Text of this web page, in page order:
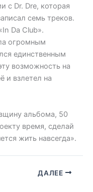
с Dr. Dre, которая
семь треков.
Da Club».
огромным
единственным
возможность на
и взлетел на
альбома, 50
время, сделай
жить навсегда».
ДАЛЕЕ